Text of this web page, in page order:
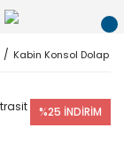
Kabin Konsol Dolap
%25 İNDİRİM